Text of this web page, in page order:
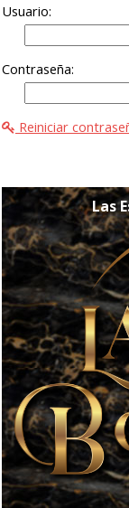
Usuario:
Contraseña:
Reiniciar
Las